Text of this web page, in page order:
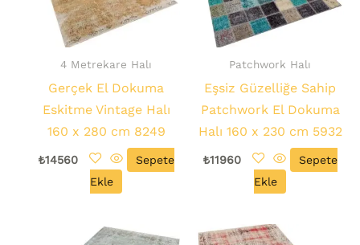
4 Metrekare Halı
Gerçek El Dokuma
Eskitme Vintage Halı
160 x 280 cm 8249
₺14560
Sepete
Ekle
Patchwork Halı
Eşsiz Güzelliğe Sahip
Patchwork El Dokuma
Halı 160 x 230 cm 5932
₺11960
Sepete
Ekle